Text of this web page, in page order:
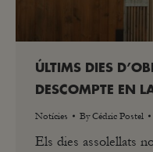
ÚLTIMS DIES
DESCOMPTE EN
Notícies ByCédric Postel
Els dies assolellats